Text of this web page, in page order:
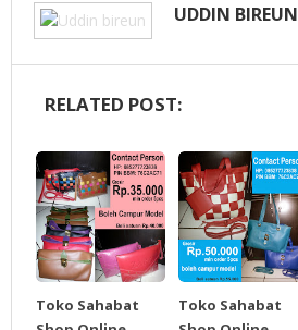
UDDIN BIREUN
RELATED POST:
Toko Sahabat
Toko Sahabat